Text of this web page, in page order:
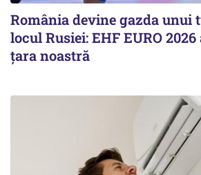
România devine gazda unui
locul Rusiei: EHF EURO
țara noastră